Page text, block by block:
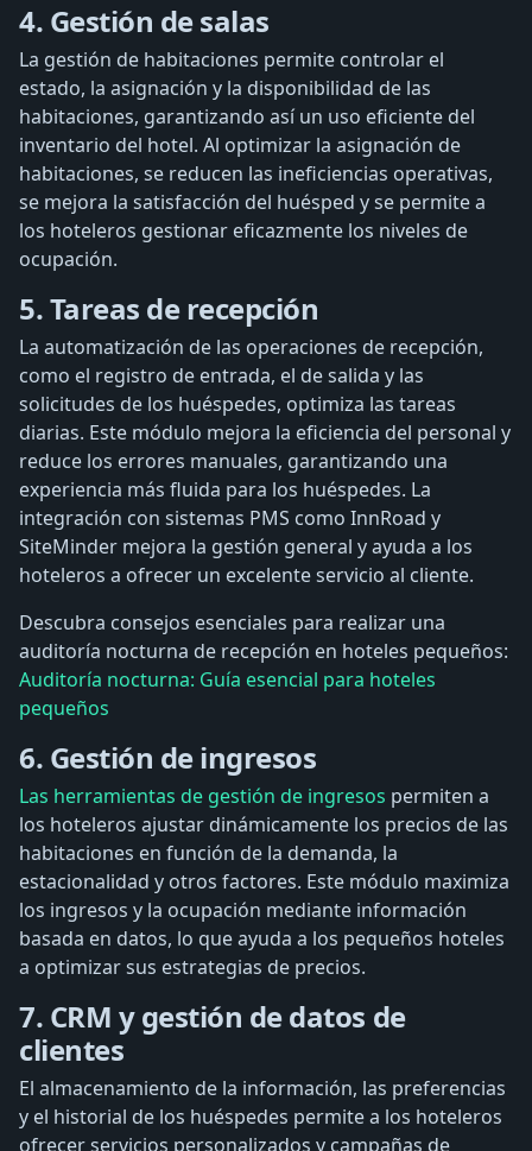
4. Gestión de salas
La gestión de habitaciones permite controlar el
estado, la asignación y la disponibilidad de las
habitaciones, garantizando así un uso eficiente del
inventario del hotel. Al optimizar la asignación de
habitaciones, se reducen las ineficiencias operativas,
se mejora la satisfacción del huésped y se permite a
los hoteleros gestionar eficazmente los niveles de
ocupación.
5. Tareas de recepción
La automatización de las operaciones de recepción,
como el registro de entrada, el de salida y las
solicitudes de los huéspedes, optimiza las tareas
diarias. Este módulo mejora la eficiencia del personal y
reduce los errores manuales, garantizando una
experiencia más fluida para los huéspedes. La
integración con sistemas PMS como InnRoad y
SiteMinder mejora la gestión general y ayuda a los
hoteleros a ofrecer un excelente servicio al cliente.
Descubra consejos esenciales para realizar una
auditoría nocturna de recepción en hoteles pequeños:
Auditoría nocturna: Guía esencial para hoteles
pequeños
6. Gestión de ingresos
Las herramientas de gestión de ingresos permiten a
los hoteleros ajustar dinámicamente los precios de las
habitaciones en función de la demanda, la
estacionalidad y otros factores. Este módulo maximiza
los ingresos y la ocupación mediante información
basada en datos, lo que ayuda a los pequeños hoteles
a optimizar sus estrategias de precios.
7. CRM y gestión de datos de
clientes
El almacenamiento de la información, las preferencias
y el historial de los huéspedes permite a los hoteleros
ofrecer servicios personalizados y campañas de